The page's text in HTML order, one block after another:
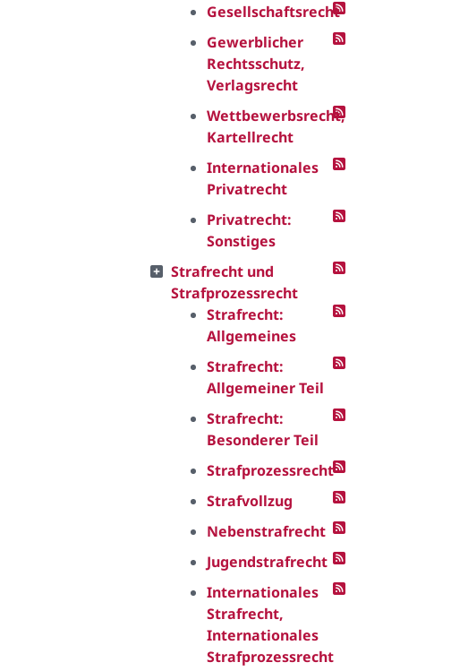
Gesellschaftsrecht
Gewerblicher
Rechtsschutz,
Verlagsrecht
Wettbewerbsrecht,
Kartellrecht
Internationales
Privatrecht
Privatrecht:
Sonstiges
Strafrecht und
Strafprozessrecht
Strafrecht:
Allgemeines
Strafrecht:
Allgemeiner Teil
Strafrecht:
Besonderer Teil
Strafprozessrecht
Strafvollzug
Nebenstrafrecht
Jugendstrafrecht
Internationales
Strafrecht,
Internationales
Strafprozessrecht